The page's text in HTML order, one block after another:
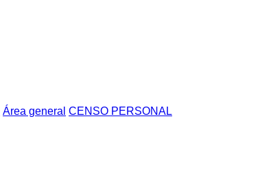
Área general CENSO PERSONAL